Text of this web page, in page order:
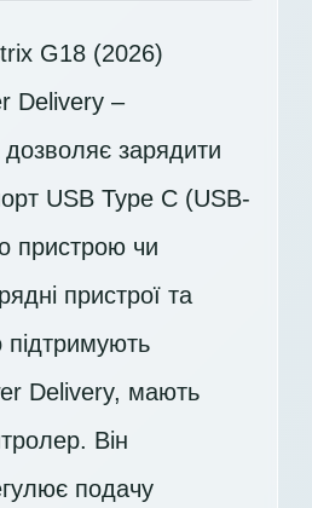
G18 (2026)
Delivery –
дозволяє зарядити
USB Type C (USB-
пристрою чи
пристрої та
Delivery, мають
Він
подачу